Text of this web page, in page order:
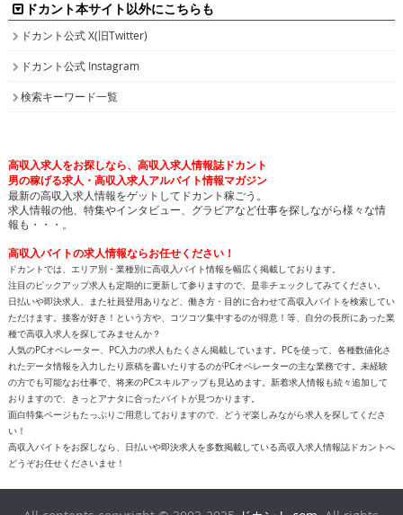
ドカント本サイト以外にこちらも
ドカント公式 X(旧Twitter)
ドカント公式 Instagram
検索キーワード一覧
高収入求人をお探しなら、高収入求人情報誌ドカント
男の稼げる求人・高収入求人アルバイト情報マガジン
最新の高収入求人情報をゲットしてドカント稼ごう。
求人情報の他、特集やインタビュー、グラビアなど仕事を探しながら様々な情
報も・・・。
高収入バイトの求人情報ならお任せください！
ドカントでは、エリア別・業種別に高収入バイト情報を幅広く掲載しております。
注目のピックアップ求人も定期的に更新して参りますので、是非チェックしてみてください。
日払いや即決求人、また社員登用ありなど、働き方・目的に合わせて高収入バイトを検索してい
ただけます。接客が好き！という方や、コツコツ集中するのが得意！等、自分の長所にあった業
種で高収入求人を探してみませんか？
人気のPCオペレーター、PC入力の求人もたくさん掲載しています。PCを使って、各種数値化さ
れたデータ情報を入力したり原稿を書いたりするのがPCオペレーターの主な業務です。未経験
の方でも可能なお仕事で、将来のPCスキルアップも見込めます。新着求人情報も続々追加して
おりますので、きっとアナタに合ったバイトが見つかります。
面白特集ページもたっぷりご用意しておりますので、どうぞ楽しみながら求人を探してくださ
い！
高収入バイトをお探しなら、日払いや即決求人を多数掲載している高収入求人情報誌ドカントへ
どうぞお任せくださいませ！